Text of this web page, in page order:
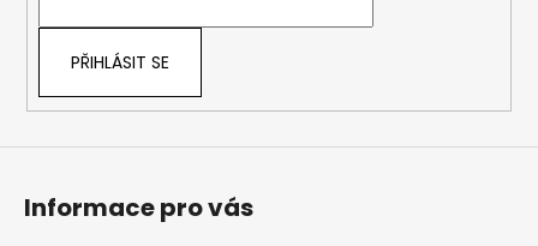
PŘIHLÁSIT SE
Informace pro vás